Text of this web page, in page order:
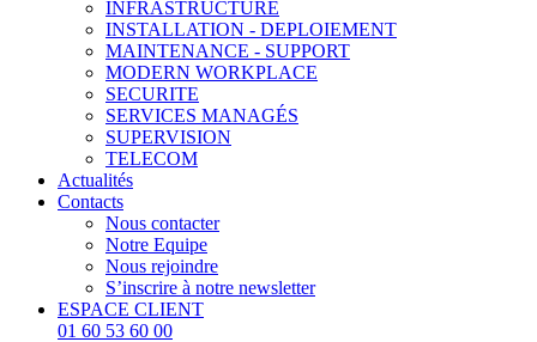
INFRASTRUCTURE
INSTALLATION - DEPLOIEMENT
MAINTENANCE - SUPPORT
MODERN WORKPLACE
SECURITE
SERVICES MANAGÉS
SUPERVISION
TELECOM
Actualités
Contacts
Nous contacter
Notre Equipe
Nous rejoindre
S’inscrire à notre newsletter
ESPACE CLIENT
01 60 53 60 00